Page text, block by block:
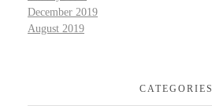
December 2019
August 2019
CATEGORIES